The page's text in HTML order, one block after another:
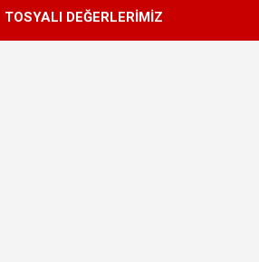
TOSYALI DEĞERLERİMİZ